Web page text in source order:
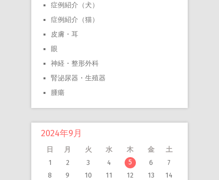
症例紹介（犬）
症例紹介（猫）
皮膚・耳
眼
神経・整形外科
腎泌尿器・生殖器
腫瘍
2024年9月
日 月 火 水 木 金 土
1 2 3 4 5 6
7
8
9 10 11 12 13
14